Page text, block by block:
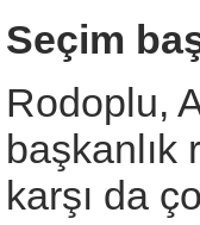
Seçim
Rodoplu,
başkanlık
karşı da